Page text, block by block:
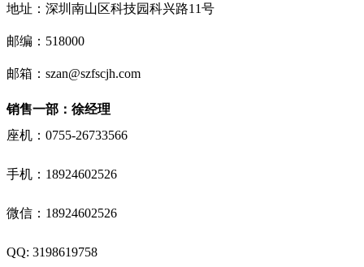
地址：深圳南山区科技园科兴路11号
邮编：518000
邮箱：szan@szfscjh.com
销售一部：徐经理
座机：0755-26733566
手机： 18924602526
微信：18924602526
QQ: 3198619758